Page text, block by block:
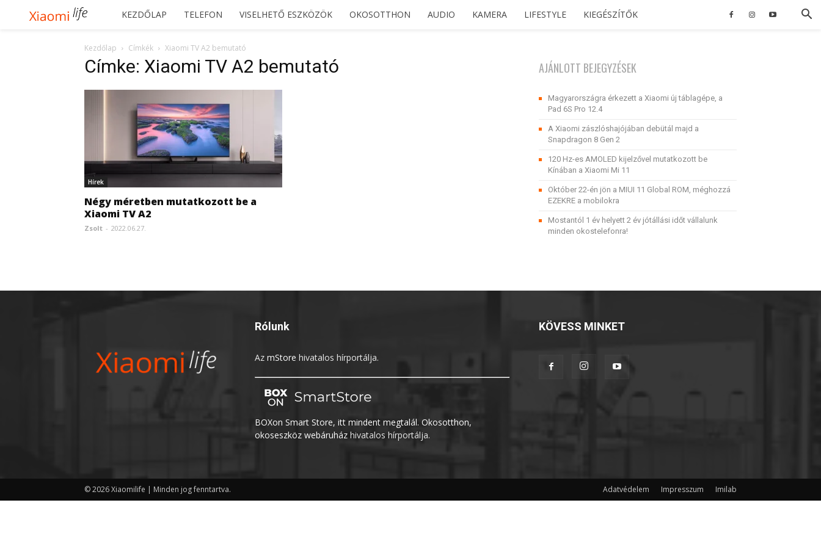
Xiaomilife
KEZDŐLAP TELEFON VISELHETŐ ESZKÖZÖK OKOSOTTHON AUDIO KAMERA LIFESTYLE KIEGÉSZÍTŐK
Kezdőlap Címkék Xiaomi TV A2 bemutató
Címke: Xiaomi TV A2 bemutató
Hírek
Négy méretben mutatkozott be a
Xiaomi TV A2
Zsolt - 2022.06.27.
AJÁNLOTT BEJEGYZÉSEK
Magyarországra érkezett a Xiaomi új táblagépe, a
Pad 6S Pro 12.4
A Xiaomi zászlóshajójában debütál majd a
Snapdragon 8 Gen 2
120 Hz-es AMOLED kijelzővel mutatkozott be
Kínában a Xiaomi Mi 11
Október 22-én jön a MIUI 11 Global ROM, méghozzá
EZEKRE a mobilokra
Mostantól 1 év helyett 2 év jótállási időt vállalunk
minden okostelefonra!
Rólunk
Az mStore hivatalos hírportálja.
BOXon Smart Store, itt mindent megtalál. Okosotthon,
okoseszköz webáruház hivatalos hírportálja.
KÖVESS MINKET
Adatvédelem Impresszum Imilab
© 2026 Xiaomilife | Minden jog fenntartva.